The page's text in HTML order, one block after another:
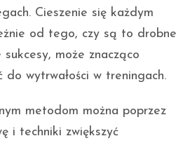
Cieszenie się każdym
od tego, czy są to drobne
może znacząco
do wytrwałości w treningach.
metodom można poprzez
i techniki zwiększyć